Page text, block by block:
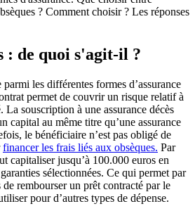
? Comment choisir ? Les réponses
: de quoi s'agit-il ?
parmi les différentes formes d’assurance
permet de couvrir un risque relatif à
La souscription à une assurance décès
capital au même titre qu’une assurance
le bénéficiaire n’est pas obligé de
financer les frais liés aux obsèques. Par
capitaliser jusqu’à 100.000 euros en
sélectionnées. Ce qui permet par
rembourser un prêt contracté par le
pour d’autres types de dépense.